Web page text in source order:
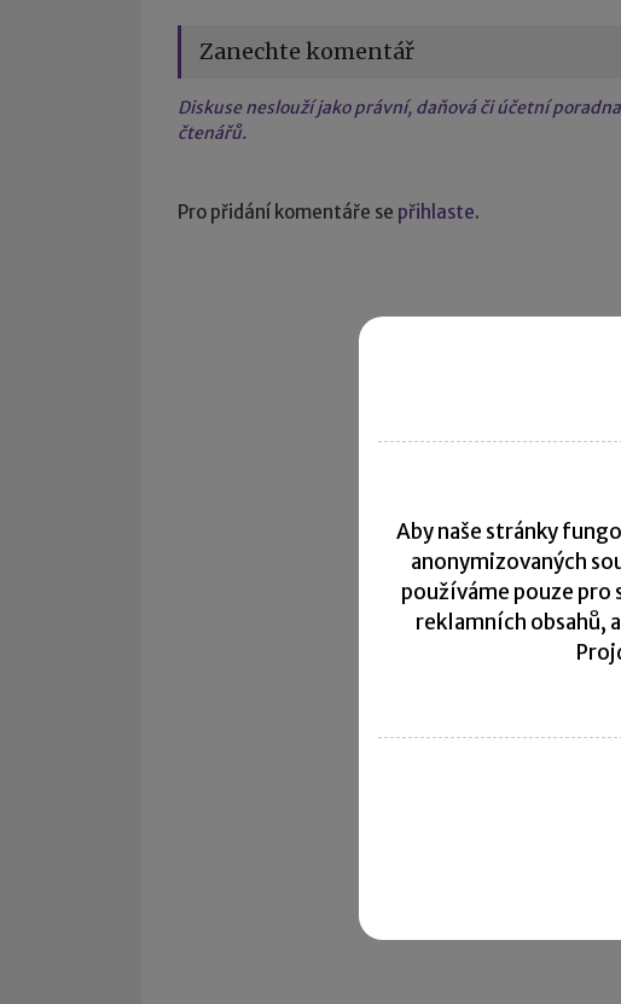
Zanechte komentář
Diskuse neslouží jako právní, daňová či účetní
čtenářů.
Pro přidání komentáře se přihlaste.
Aby naše stránky
anonymizovaných
používáme pouze
reklamních obsahů,